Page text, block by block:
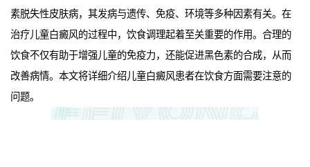
素脱失性皮肤病，其发病与遗传、免疫、环境等多种因素有关。在
治疗儿童白癜风的过程中，饮食调理起着至关重要的作用。合理的
饮食不仅有助于增强儿童的免疫力，还能促进黑色素的合成，从而
改善病情。本文将详细介绍儿童白癜风患者在饮食方面需要注意的
问题。